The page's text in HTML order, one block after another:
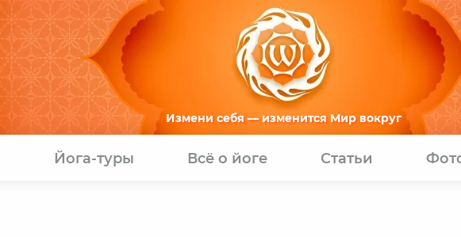
Измени себя — изменится Мир вокруг
Йога-туры Всё о йоге Статьи